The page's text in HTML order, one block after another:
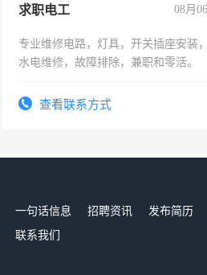
求职电工 08月
专业维修电路，灯具，开关插座安装，
水电维修，故障排除，兼职和零活。
查看联系方式
一句话信息 招聘资讯 发布简历
联系我们